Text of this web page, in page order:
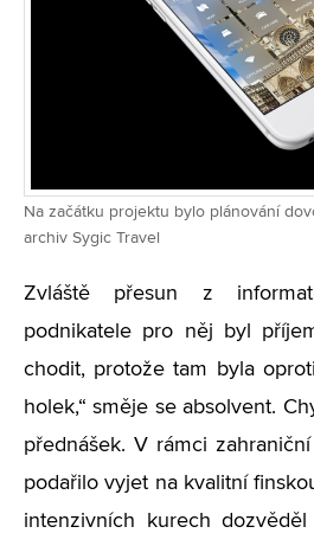
Na začátku projektu bylo plánování
archiv Sygic Travel
Zvláště přesun z
podnikatele pro něj byl
chodit, protože tam byla
holek,“ směje se absolvent.
přednášek. V rámci
podařilo vyjet na kvalitní
intenzivních kurech